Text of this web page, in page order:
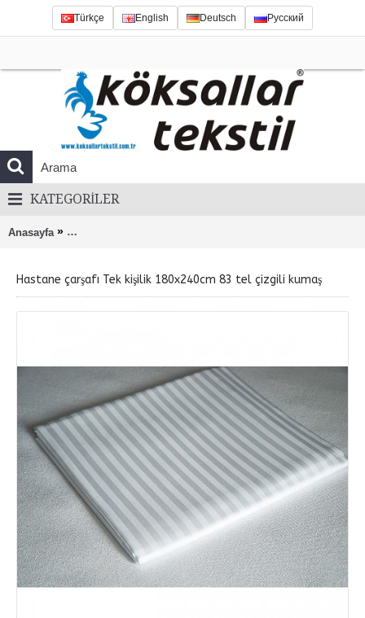
Türkçe English Deutsch Русский
KATEGORILER
Anasayfa » Hastane çarşafı Tek kişilik 180x240cm 83 tel çizgili kumaş
Hastane çarşafı Tek kişilik 180x240cm 83 tel çizgili kumaş